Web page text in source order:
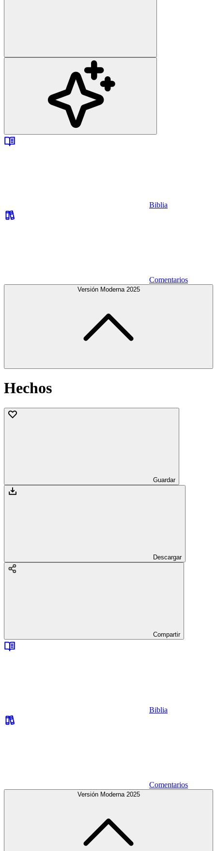
Biblia
Comentarios
Versión Moderna 2025
Hechos
Guardar
Descargar
Compartir
Biblia
Comentarios
Versión Moderna 2025